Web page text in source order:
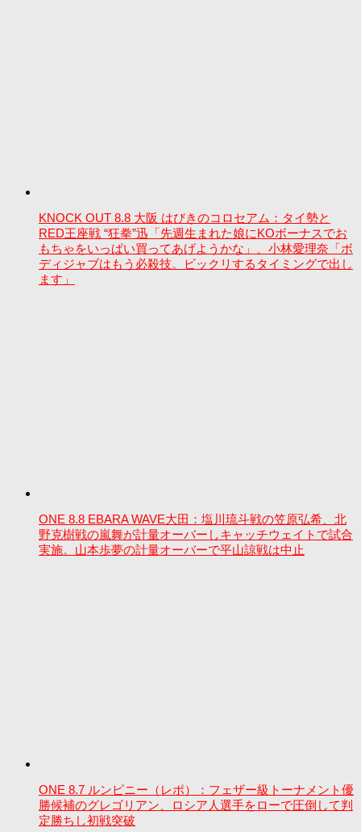
KNOCK OUT 8.8 大阪 はびきのコロセアム：タイ勢と
RED王座戦 “狂拳”迅「先週生まれた娘にKOボーナスでお
もちゃをいっぱい買ってあげようかな」、小林愛理奈「ボ
ディジャブはもう必殺技。ビックリするタイミングで出し
ます」
ONE 8.8 EBARA WAVE大田：塩川琉斗戦の笠原弘希、北
野克樹戦の嵐舞が計量オーバーしキャッチウェイトで試合
実施。山本歩夢の計量オーバーで平山諒戦は中止
ONE 8.7 ルンピニー（レポ）：フェザー級トーナメント優
勝候補のグレゴリアン、ロシア人選手をローで圧倒して判
定勝ちし初戦突破